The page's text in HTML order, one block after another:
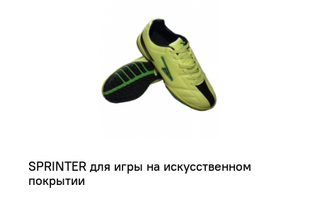
SPRINTER для игры на искусственном
покрытии